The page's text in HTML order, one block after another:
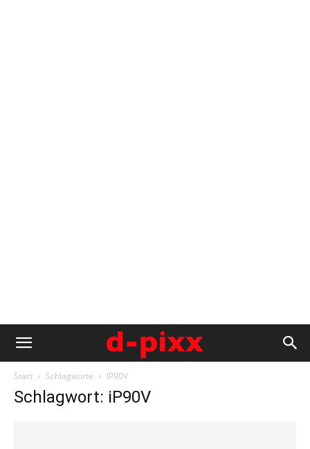
Start Schlagworte IP90V
Schlagwort: iP90V